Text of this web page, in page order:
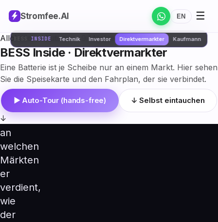
Stromfee.AI EN ☰
BESS INSIDE Technik Investor Direktvermarkter Kaufmann
Allokation · Automix · 9 Märkte
BESS Inside · Direktvermarkter
Eine Batterie ist je Scheibe nur an einem Markt. Hier sehen
Sie die Speisekarte und den Fahrplan, der sie verbindet.
▶ Auto-Tour (hands-free) ↓ Selbst eintauchen
↓
ist
ein
Händler.
Auf
den
nächsten
Ebenen
sehen
Sie,
an
welchen
Märkten
er
verdient,
wie
der